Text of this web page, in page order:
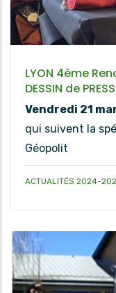
LYON 4ème
DESSIN de
Vendredi 21
qui suivent la
Géopolit
ACTUALITÉS 2024-